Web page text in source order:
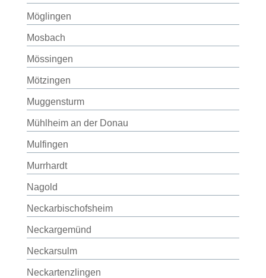
Möglingen
Mosbach
Mössingen
Mötzingen
Muggensturm
Mühlheim an der Donau
Mulfingen
Murrhardt
Nagold
Neckarbischofsheim
Neckargemünd
Neckarsulm
Neckartenzlingen